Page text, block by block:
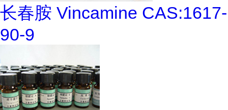
长春胺 Vincamine CAS:1617-
90-9